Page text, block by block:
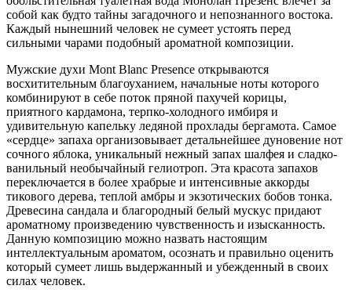
собой как будто тайны загадочного и непознанного востока.
Каждый нынешний человек не сумеет устоять перед
сильными чарами подобный ароматной композиции.
Мужские духи Mont Blanc Presence открываются
восхитительным благоуханием, начальные ноты которого
комбинируют в себе поток пряной пахучей корицы,
приятного кардамона, терпко-холодного имбиря и
удивительную капельку ледяной прохлады бергамота. Самое
«сердце» запаха организовывает детальнейшее дуновение нот
сочного яблока, уникальный нежный запах шалфея и сладко-
ванильный необычайный гелиотроп. Эта красота запахов
переключается в более храбрые и интенсивные аккорды
тикового дерева, теплой амбры и экзотических бобов тонка.
Древесина сандала и благородный белый мускус придают
ароматному произведению чувственность и изысканность.
Данную композицию можно назвать настоящим
интеллектуальным ароматом, осознать и правильно оценить
который сумеет лишь выдержанный и убежденный в своих
силах человек.